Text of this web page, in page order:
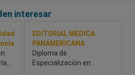
interesar
EDITORIAL MÉDICA
PANAMERICANA
Diploma de
Especialización en